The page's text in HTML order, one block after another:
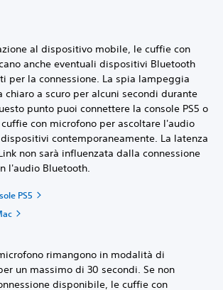
al dispositivo mobile, le cuffie con
anche eventuali dispositivi Bluetooth
per la connessione. La spia lampeggia
chiaro a scuro per alcuni secondi durante
punto puoi connettere la console PS5 o
con microfono per ascoltare l'audio
contemporaneamente. La latenza
non sarà influenzata dalla connessione
l'audio Bluetooth.
PS5
rimangono in modalità di
un massimo di 30 secondi. Se non
disponibile, le cuffie con